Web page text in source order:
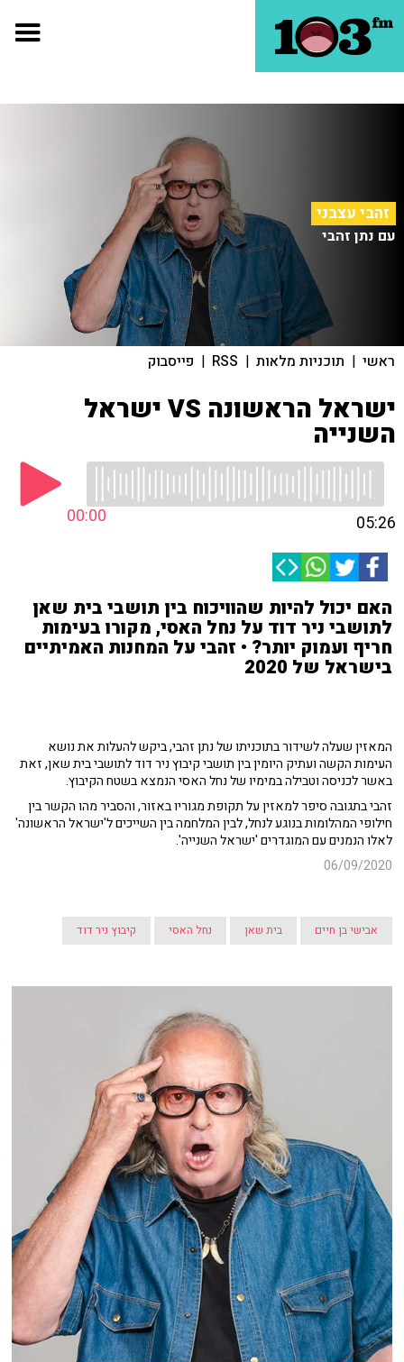
זהבי עצבני
עם נתן זהבי
ראשי | תוכניות מלאות |
RSS
| פייסבוק
ישראל הראשונה VS ישראל
השנייה
00:00 05:26
האם יכול להיות שהוויכוח בין תושבי בית שאן
לתושבי ניר דוד על נחל האסי, מקורו בעימות
חריף ועמוק יותר? • זהבי על המחנות האמיתיים
בישראל של 2020
המאזין שעלה לשידור בתוכניתו של נתן זהבי, ביקש להעלות את נושא
העימות הקשה ועתיק היומין בין תושבי קיבוץ ניר דוד לתושבי בית שאן, זאת
באשר לכניסה וטבילה במימיו של נחל האסי הנמצא בשטח הקיבוץ.
זהבי בתגובה סיפר למאזין על תקופת מגוריו באזור, והסביר מהו הקשר בין
חילופי המהלומות בנוגע לנחל, לבין המלחמה בין השייכים ל'ישראל הראשונה'
לאלו הנמנים עם המוגדרים 'ישראל השנייה'.
06/09/2020
אבישי בן חיים בית שאן נחל האסי קיבוץ ניר דוד